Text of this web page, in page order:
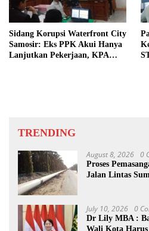
Sidang Korupsi Waterfront City
Samosir: Eks PPK Akui Hanya
Lanjutkan Pekerjaan, KPA
TRENDING
August 8, 2026 0
Proses
Jalan Lintas
July 10, 2026 0
Dr Lily MBA :
Wali Kota Harus